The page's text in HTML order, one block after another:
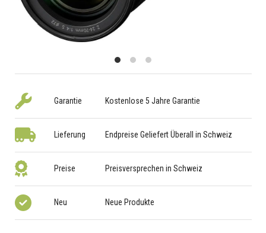
Garantie Kostenlose 5 Jahre Garantie
Lieferung Endpreise Geliefert Überall in Schweiz
Preise Preisversprechen in Schweiz
Neu Neue Produkte